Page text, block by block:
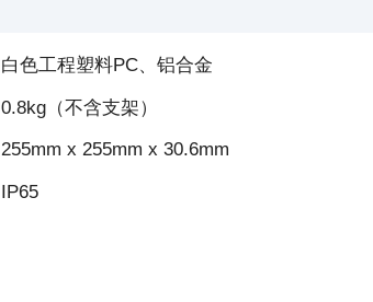
白色工程塑料PC、铝合金
0.8kg（不含支架）
255mm x 255mm x 30.6mm
IP65